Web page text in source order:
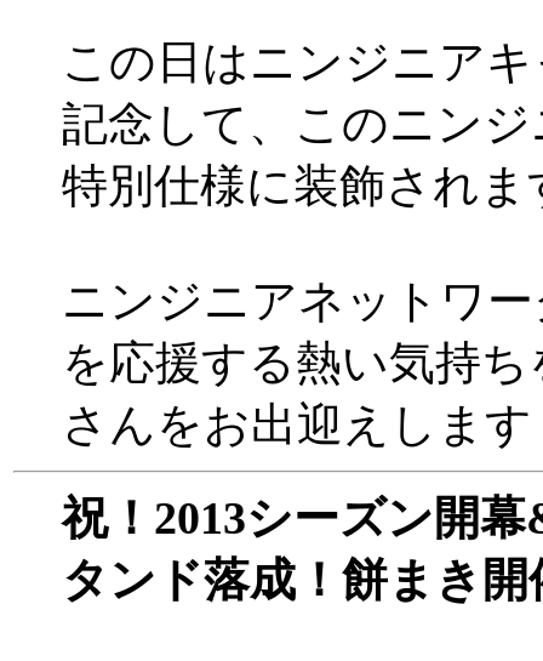
この日はニンジニア
記念して、このニン
特別仕様に装飾されま
ニンジニアネットワ
を応援する熱い気持
さんをお出迎えします
祝！2013シーズン開
タンド落成！餅まき開